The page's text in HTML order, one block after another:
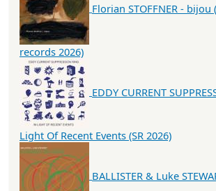
Florian STOFFNER - bijou
records 2026)
EDDY CURRENT
Light Of Recent Events (SR 2026)
BALLISTER & Luke